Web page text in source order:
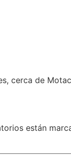
cerca de
están